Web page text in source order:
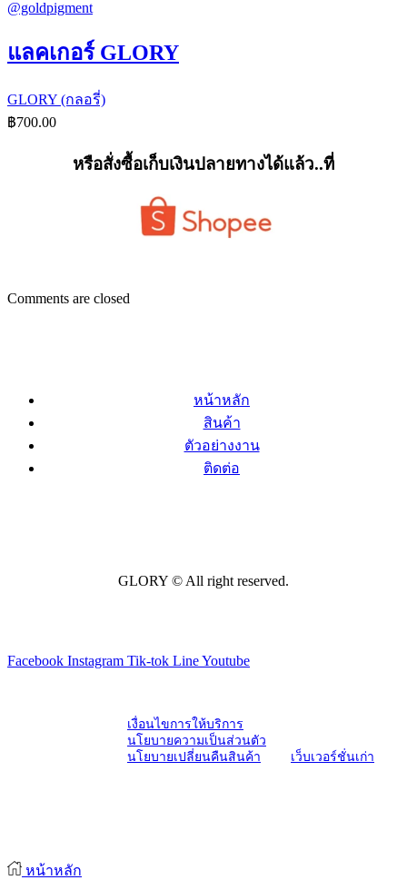
แลคเกอร์ GLORY
GLORY (กลอรี่)
฿700.00
หรือสั่งซื้อเก็บเงินปลายทางได้แล้ว..ที่
Comments are closed
หน้าหลัก
สินค้า
ตัวอย่างงาน
ติดต่อ
GLORY © All right reserved.
Facebook Instagram Tik-tok LineYoutube
เงื่อนไขการให้บริการ
นโยบายความเป็นส่วนตัว
นโยบายเปลี่ยนคืนสินค้า
เว็บเวอร์ชั่นเก่า
หน้าหลัก